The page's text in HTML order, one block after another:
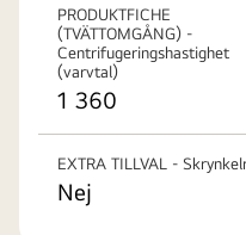
PRODUKTFICHE
(TVÄTTOMGÅNG) -
Centrifugeringshastighet
(varvtal)
1 360
EXTRA TILLVAL -
Nej